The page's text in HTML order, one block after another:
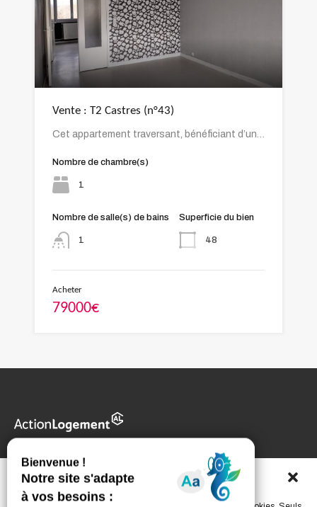
Vente : T2 Castres (n°43)
Cet appartement traversant, bénéficiant d’un…
Nombre de chambre(s)
1
Nombre de salle(s) de bains
1
Superficie du bien
48
Acheter
79000€